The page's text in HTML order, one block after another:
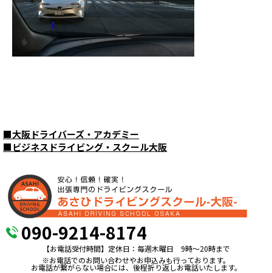
■大阪ドライバーズ・アカデミー
■ビジネスドライビング・スクール大阪
090-9214-8174
【お電話受付時間】定休日：毎週木曜日 9時〜20時まで
※お電話でのお問い合わせやお申込みも行っております。
お電話が繋がらない場合には、後程折り返しお電話いたします。